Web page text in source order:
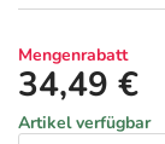
Natur &
Sonnenpflege
E-Rezept App
Nattermann
Mengenrabatt
34,49 €
Artikel verfügbar